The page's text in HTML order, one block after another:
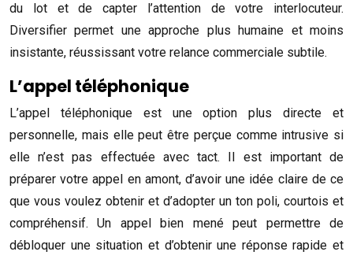
du lot et de capter l’attention de votre interlocuteur.
Diversifier permet une approche plus humaine et moins
insistante, réussissant votre relance commerciale subtile.
L’appel téléphonique
L’appel téléphonique est une option plus directe et
personnelle, mais elle peut être perçue comme intrusive si
elle n’est pas effectuée avec tact. Il est important de
préparer votre appel en amont, d’avoir une idée claire de ce
que vous voulez obtenir et d’adopter un ton poli, courtois et
compréhensif. Un appel bien mené peut permettre de
débloquer une situation et d’obtenir une réponse rapide et